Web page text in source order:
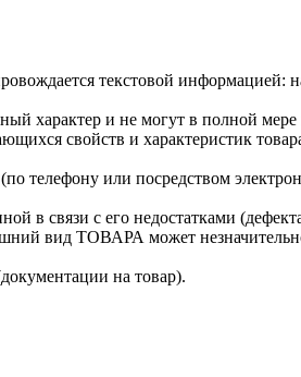
текстовой
характер и не могут в полной
свойств и характеристик
(по телефону или посредством
в связи с его недостатками
вид ТОВАРА может
на товар).